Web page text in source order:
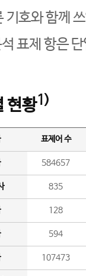
기호와 함께
표제 항은
현황1)
표제어 수
584657
835
128
594
107473